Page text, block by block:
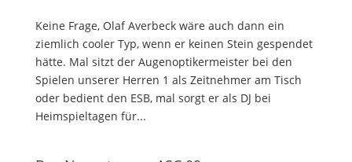
Keine Frage, Olaf Averbeck wäre auch dann ein
ziemlich cooler Typ, wenn er keinen Stein gespendet
hätte. Mal sitzt der Augenoptikermeister bei den
Spielen unserer Herren 1 als Zeitnehmer am Tisch
oder bedient den ESB, mal sorgt er als DJ bei
Heimspieltagen für...